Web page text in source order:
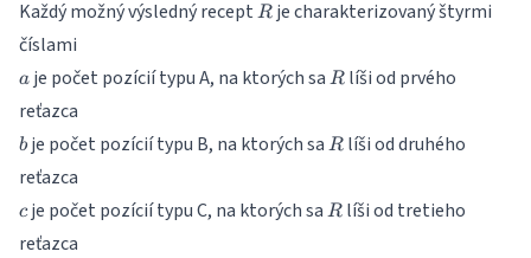
Každý možný výsledný recept R
R je charakterizovaný štyrmi
číslami
a
a je počet pozícií typu A, na ktorých sa R
R líši od prvého
reťazca
b
bje počet pozícií typu B, na ktorých sa R
R líši od druhého
reťazca
c
cje počet pozícií typu C, na ktorých sa R
R líši od tretieho
reťazca